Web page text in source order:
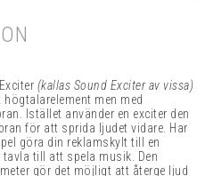
(kallas Sound Exciter av vissa)
men med
Istället använder en exciter den
för att sprida ljudet vidare. Har
göra din reklamskylt till en
tavla till att spela musik. Den
gör det möjligt att återge ljud